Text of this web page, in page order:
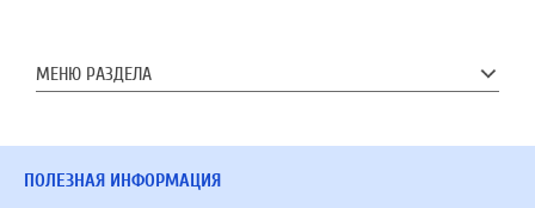
МЕНЮ РАЗДЕЛА
ПОЛЕЗНАЯ ИНФОРМАЦИЯ